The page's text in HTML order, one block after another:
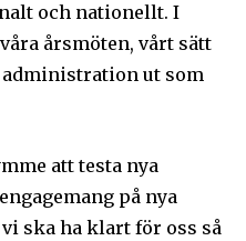
och nationellt. I
årsmöten, vårt sätt
ut som
att testa nya
på nya
ska ha klart för oss så